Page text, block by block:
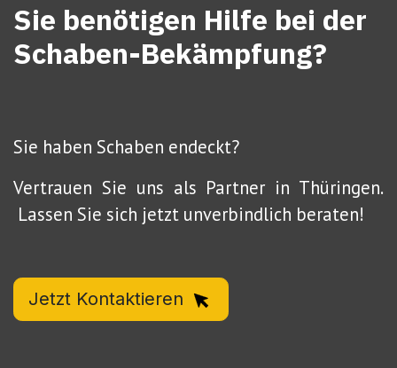
Sie benötigen Hilfe bei der
Schaben-Bekämpfung?
Sie haben Schaben endeckt?
Vertrauen Sie uns als Partner in Thüringen.
Lassen Sie sich jetzt unverbindlich beraten!
Jetzt Kontaktieren